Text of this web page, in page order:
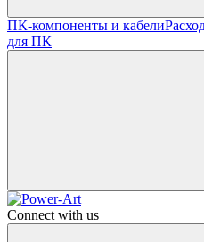
ПК-компоненты и кабели
для ПК
Connect with us